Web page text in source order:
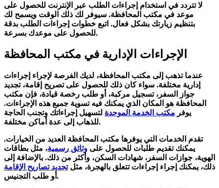
لا تتردد في استخدام إجراءات الطلب عبر الإنترنت للحصول على
موعد في مكتب المحافظة. سيوفر لك ذلك الوقت ويسمح لك
بتنظيم زيارتك بشكل فعال. اتبع خطوات إجراءات الطلب بدقة
للحصول على موعدك بسرعة.
الإجراءات الإدارية في مكتب المحافظة
عندما تذهب إلى مكتب المحافظة، لديك الفرصة لإجراء إجراءات
إدارية مختلفة. سواء كان ذلك للحصول على تصريح إقامة، تجديد
جواز السفر، تسجيل مركبة، أو طلب رخصة قيادة، فإن مكتب
المحافظة هو المكان الذي يمكنك فيه تسوية جميع هذه الإجراءات.
يوفر مكتب الخدمة الموحدة لتسهيل إجراءاتك وتجنب الحاجة
للذهاب إلى عدة أماكن مختلفة.
تقدم الخدمات التي يوفرها مكتب المحافظة العديد من الخيارات.
يمكنك تقديم طلبات للحصول على وثائق رسمية، مثل بطاقات
الهوية، جوازات السفر، شهادات السكن، وأكثر من ذلك. بالإضافة إلى
ذلك، يمكنك إجراء إجراءات تتعلق بالهجرة، مثلتجديد تصاريح الإقامة
أو طلب التجنيس.